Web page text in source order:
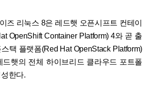
즈 리눅스 8은 레드햇 오픈시프트 컨테이
OpenShift Container Platform) 4와 곧 출
택 플랫폼(Red Hat OpenStack Platform)
드햇의 전체 하이브리드 클라우드 포트폴
한다.